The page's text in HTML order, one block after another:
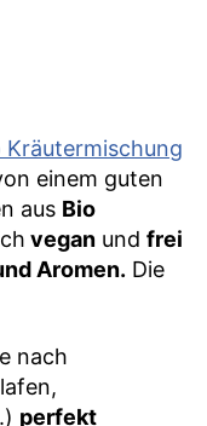
Kräutermischung
einem guten
aus Bio
vegan und frei
Aromen. Die
nach
perfekt